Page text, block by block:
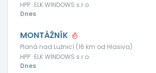
HPP · ELK WINDOWS s.r.o.
Dnes
MONTÁŽNÍK
Planá nad Lužnicí (16 km od Hlasiva)
HPP · ELK WINDOWS s.r.o.
Dnes